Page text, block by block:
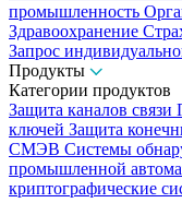
промышленность
Здравоохранение
Запрос
Продукты
Категории продуктов
Защита каналов связи
ключей Защита
СМЭВ Системы
промышленной
криптографические